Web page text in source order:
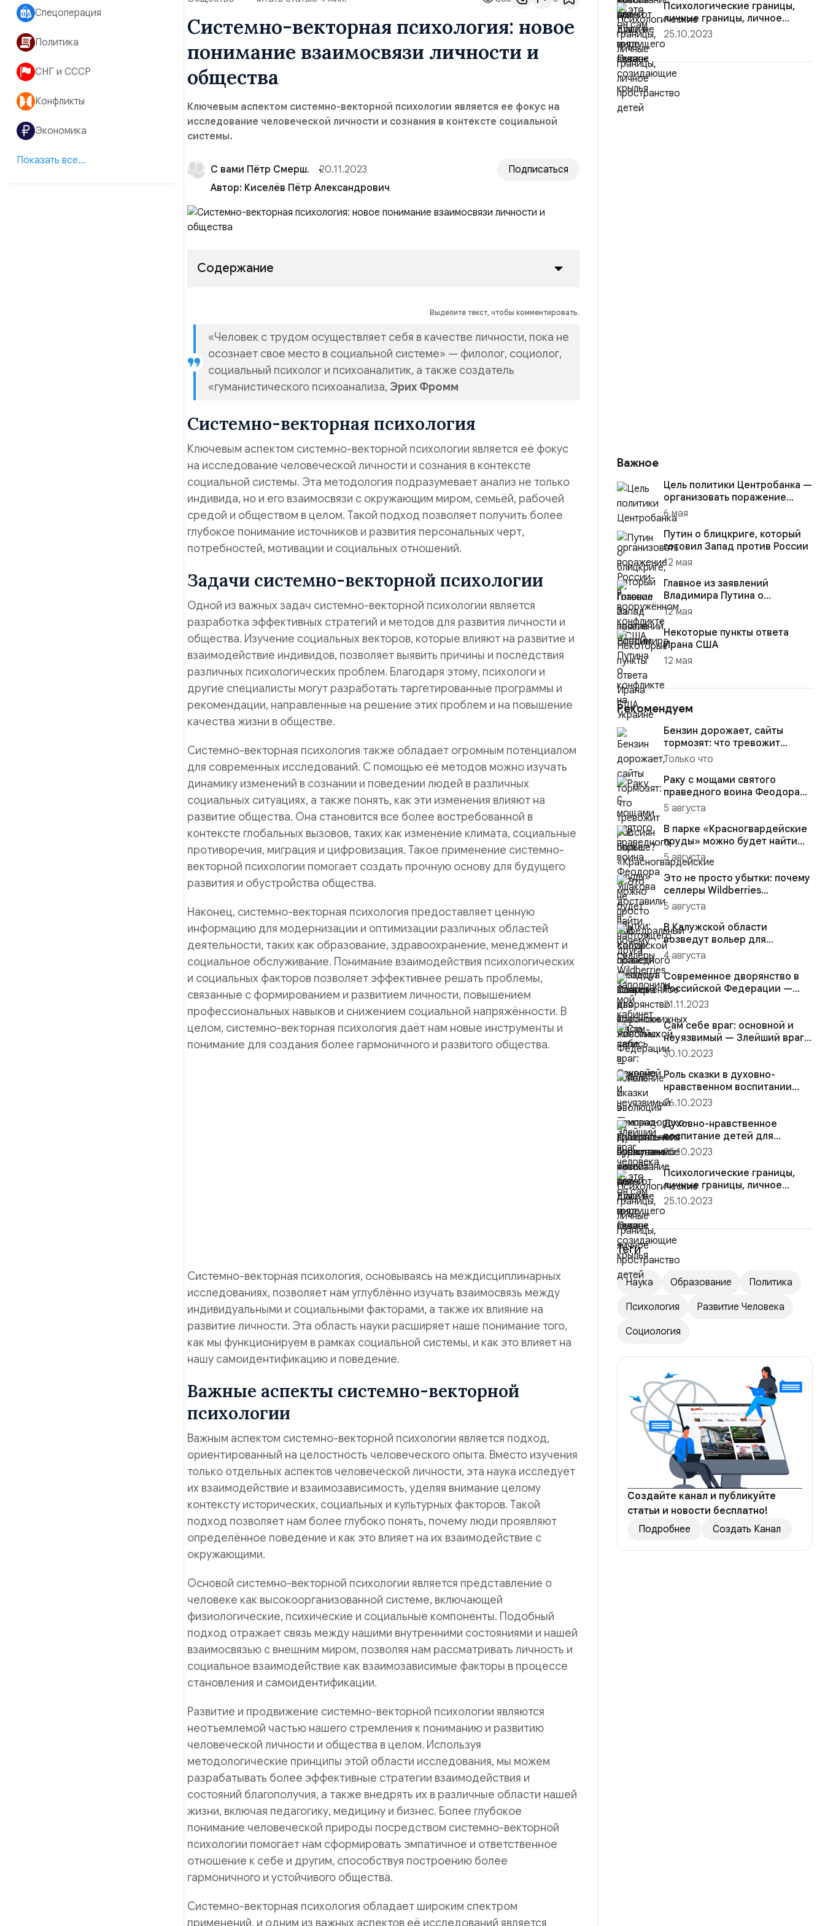
Спецоперация
Политика
СНГ и СССР
Конфликты
Экономика
Показать все...
Системно-векторная психология: новое
понимание взаимосвязи личности и
общества
Ключевым аспектом системно-векторной психологии является ее фокус на
исследование человеческой личности и сознания в контексте социальной
системы.
С вами Пётр Смерш. 20.11.2023
Подписаться
Автор: Киселёв Пётр Александрович
Содержание
Выделите текст, чтобы комментировать.
«Человек с трудом осуществляет себя в качестве личности, пока не
осознает свое место в социальной системе» — филолог, социолог,
социальный психолог и психоаналитик, а также создатель
«гуманистического психоанализа, Эрих Фромм
Системно-векторная психология
Ключевым аспектом системно-векторной психологии является её фокус
на исследование человеческой личности и сознания в контексте
социальной системы. Эта методология подразумевает анализ не только
индивида, но и его взаимосвязи с окружающим миром, семьёй, рабочей
средой и обществом в целом. Такой подход позволяет получить более
глубокое понимание источников и развития персональных черт,
потребностей, мотивации и социальных отношений.
Задачи системно-векторной психологии
Одной из важных задач системно-векторной психологии является
разработка эффективных стратегий и методов для развития личности и
общества. Изучение социальных векторов, которые влияют на развитие и
взаимодействие индивидов, позволяет выявить причины и последствия
различных психологических проблем. Благодаря этому, психологи и
другие специалисты могут разработать таргетированные программы и
рекомендации, направленные на решение этих проблем и на повышение
качества жизни в обществе.
Системно-векторная психология также обладает огромным потенциалом
для современных исследований. С помощью её методов можно изучать
динамику изменений в сознании и поведении людей в различных
социальных ситуациях, а также понять, как эти изменения влияют на
развитие общества. Она становится все более востребованной в
контексте глобальных вызовов, таких как изменение климата, социальные
противоречия, миграция и цифровизация. Такое применение системно-
векторной психологии помогает создать прочную основу для будущего
развития и обустройства общества.
Наконец, системно-векторная психология предоставляет ценную
информацию для модернизации и оптимизации различных областей
деятельности, таких как образование, здравоохранение, менеджмент и
социальное обслуживание. Понимание взаимодействия психологических
и социальных факторов позволяет эффективнее решать проблемы,
связанные с формированием и развитием личности, повышением
профессиональных навыков и снижением социальной напряжённости. В
целом, системно-векторная психология даёт нам новые инструменты и
понимание для создания более гармоничного и развитого общества.
Системно-векторная психология, основываясь на междисциплинарных
исследованиях, позволяет нам углублённо изучать взаимосвязь между
индивидуальными и социальными факторами, а также их влияние на
развитие личности. Эта область науки расширяет наше понимание того,
как мы функционируем в рамках социальной системы, и как это влияет на
нашу самоидентификацию и поведение.
Важные аспекты системно-векторной
психологии
Важным аспектом системно-векторной психологии является подход,
ориентированный на целостность человеческого опыта. Вместо изучения
только отдельных аспектов человеческой личности, эта наука исследует
их взаимодействие и взаимозависимость, уделяя внимание целому
контексту исторических, социальных и культурных факторов. Такой
подход позволяет нам более глубоко понять, почему люди проявляют
определённое поведение и как это влияет на их взаимодействие с
окружающими.
Основой системно-векторной психологии является представление о
человеке как высокоорганизованной системе, включающей
физиологические, психические и социальные компоненты. Подобный
подход отражает связь между нашими внутренними состояниями и нашей
взаимосвязью с внешним миром, позволяя нам рассматривать личность и
социальное взаимодействие как взаимозависимые факторы в процессе
становления и самоидентификации.
Развитие и продвижение системно-векторной психологии являются
неотъемлемой частью нашего стремления к пониманию и развитию
человеческой личности и общества в целом. Используя
методологические принципы этой области исследования, мы можем
разрабатывать более эффективные стратегии взаимодействия и
состояний благополучия, а также внедрять их в различные области нашей
жизни, включая педагогику, медицину и бизнес. Более глубокое
понимание человеческой природы посредством системно-векторной
психологии помогает нам сформировать эмпатичное и ответственное
отношение к себе и другим, способствуя построению более
гармоничного и устойчивого общества.
Системно-векторная психология обладает широким спектром
применений, и одним из важных аспектов её исследований является
Психологические границы,
личные границы, личное
простра...
25.10.2023
Важное
Цель политики Центробанка —
организовать поражение
России в вооружённом
конфликте с США
6 мая
Путин о блицкриге, который
готовил Запад против России
12 мая
Главное из заявлений
Владимира Путина о
конфликте на Украине
12 мая
Некоторые пункты ответа
Ирана США
12 мая
Рекомендуем
Бензин дорожает, сайты
тормозят: что тревожит
россиян больше?
Только что
Раку с мощами святого
праведного воина Феодора
Ушакова доставили в
Кафедраль...
5 августа
В парке «Красногвардейские
пруды» можно будет найти
настоящего друга
5 августа
Это не просто убытки: почему
селлеры Wildberries
заполонили мой кабинет и
5 августа
В Калужской области
возведут вольер для
краснокнижных животных
4 августа
Современное дворянство в
Российской Федерации —
появление и эволюция
21.11.2023
Сам себе враг: основной и
неуязвимый — Злейший враг
человека — это он сам
30.10.2023
Роль сказки в духовно-
нравственном воспитании
детей: ключ от души в мире
26.10.2023
Духовно-нравственное
воспитание детей для
грядущего века: созидающие
25.10.2023
Психологические границы,
личные границы, личное
пространство детей
25.10.2023
Теги
Наука Образование
Политика
Психология
Развитие Человека
Социология
Создайте канал и публикуйте
статьи и новости бесплатно!
Подробнее
Создать Канал